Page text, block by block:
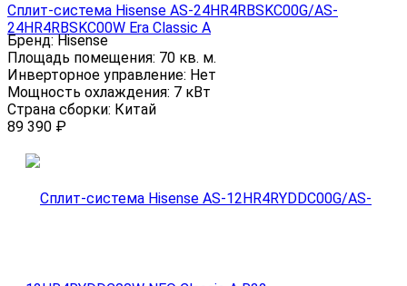
Сплит-система Hisense AS-24HR4RBSKC00G/AS-
24HR4RBSKC00W Era Classic A
Бренд:Hisense
Площадь помещения: 70 кв. м.
Инверторное управление: Нет
Мощность охлаждения: 7 кВт
Страна сборки: Китай
89 390 ₽